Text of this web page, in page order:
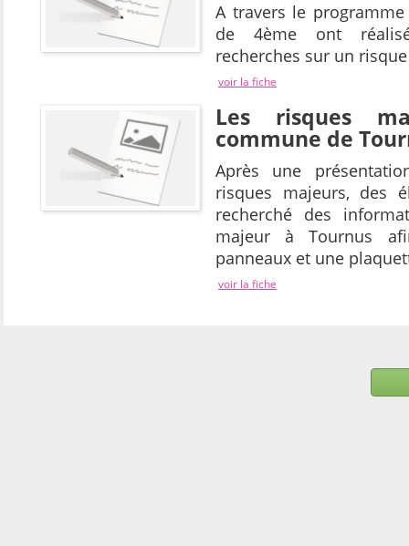
A travers le
de 4ème ont
recherches sur un
voir la fiche
Les risques
commune de
Après une
risques majeurs, des
recherché des
majeur à Tournus
panneaux et une
voir la fiche